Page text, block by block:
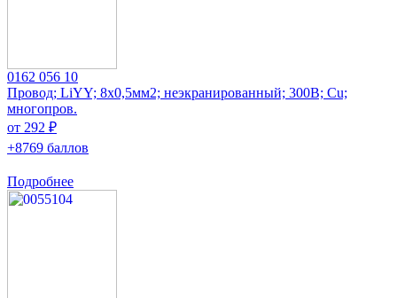
0162 056 10
Провод; LiYY; 8x0,5мм2; неэкранированный; 300В; Cu;
многопров.
от 292 ₽
+8769 баллов
Подробнее